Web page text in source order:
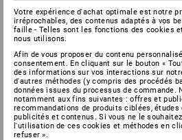
Votre expérience d'achat optimale est notre
irréprochables, des contenus adaptés à vos
faille - Telles sont les fonctions des cookies
nous utilisons.
Afin de vous proposer du contenu
consentement. En cliquant sur le bouton «
des informations sur vos interactions sur
d'autres méthodes (y compris des procédés
données issues du processus de commande.
notamment aux fins suivantes : offres et
recommandations de produits ciblées, études
publicités et contenus. Si vous ne le
l'utilisation de ces cookies et méthodes en
refuser ».